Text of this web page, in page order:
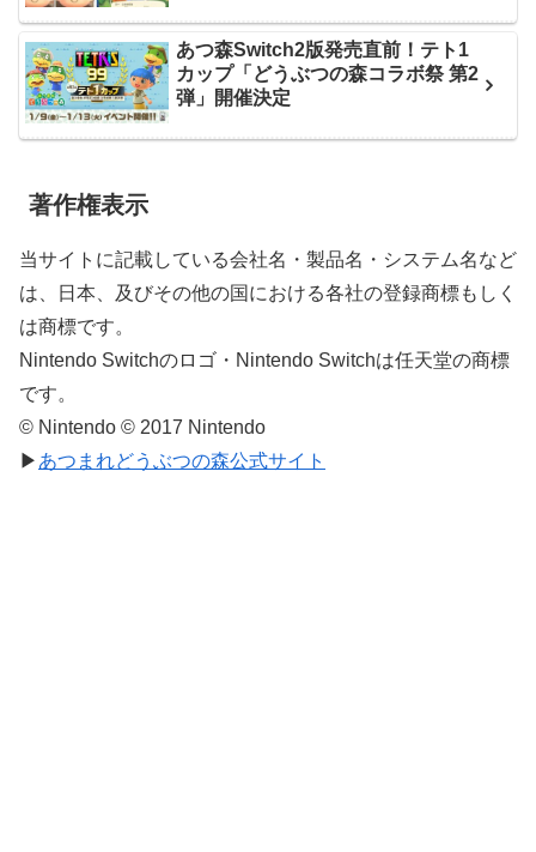
あつ森Switch2版発売直前！テト1
カップ「どうぶつの森コラボ祭 第2
弾」開催決定
著作権表示
当サイトに記載している会社名・製品名・システム名など
は、日本、及びその他の国における各社の登録商標もしく
は商標です。
Nintendo Switchのロゴ・Nintendo Switchは任天堂の商標
です。
© Nintendo © 2017 Nintendo
▶ あつまれどうぶつの森公式サイト